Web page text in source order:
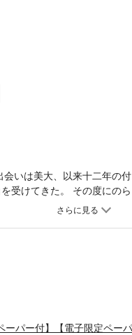
会いは美大、以来十二年
受けてきた。 その度にの
、とうとう「俺を友達だ
パー付】【電子限定ペーパ